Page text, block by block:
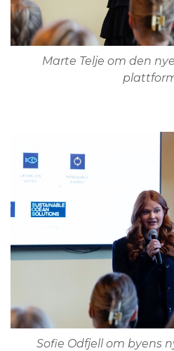
Marte Telje om den
Sofie Odfjell om byens